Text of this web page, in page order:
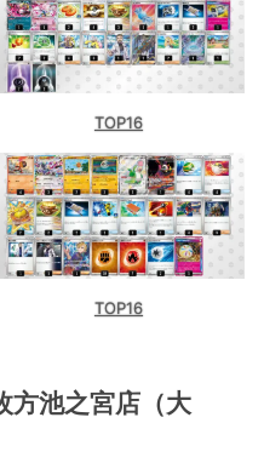
TOP16
TOP16
方池之宮店（大